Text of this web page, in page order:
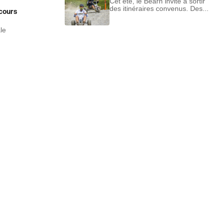
des itinéraires convenus. Des...